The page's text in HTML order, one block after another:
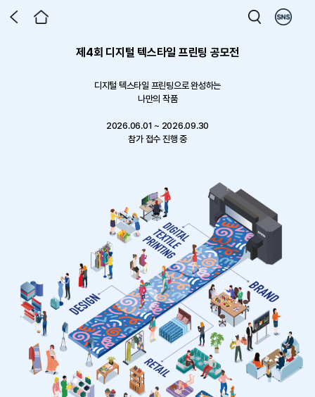
프로젝터로 만든 홈시네마
프로젝터 구매 후 달라진 우리 집 일상의 순간,
이벤트 기간 : 2026-08-01 ~ 2026-09-30
Epson X Milwaukee
작업을 완성하는 두가지 기준 PRECISION FORCE
대 31% 할인 판매 중
엡손 라운지 x DUUL 런칭 기념 이벤트
지 한번에
799,000원 상당의 프리미엄 거실장을 무료로
다섯 가지 컬러를 우리 집 인테리어에 맞게 선택해보세요
엡손 라운지 전용 포토 프린터 패키지
포토 리뷰 작성 시 신세계 상품권 3만원 증정
행사기간: 26.7.1 ~ 9.30
제4회 디지털 텍스타일 프린팅 공모전
디지털 텍스타일 프린팅으로 완성하는
나만의 작품
2026.06.01 ~ 2026.09.30
참가 접수 진행 중
엡손 라운지 홈 에듀 프로모션
12% 할인에 증정품 이벤트까지